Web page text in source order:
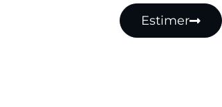
Estimer
Notre Histoire